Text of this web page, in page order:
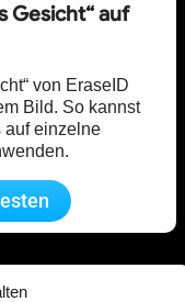
Gesicht“ auf
von EraseID
Bild. So kannst
auf einzelne